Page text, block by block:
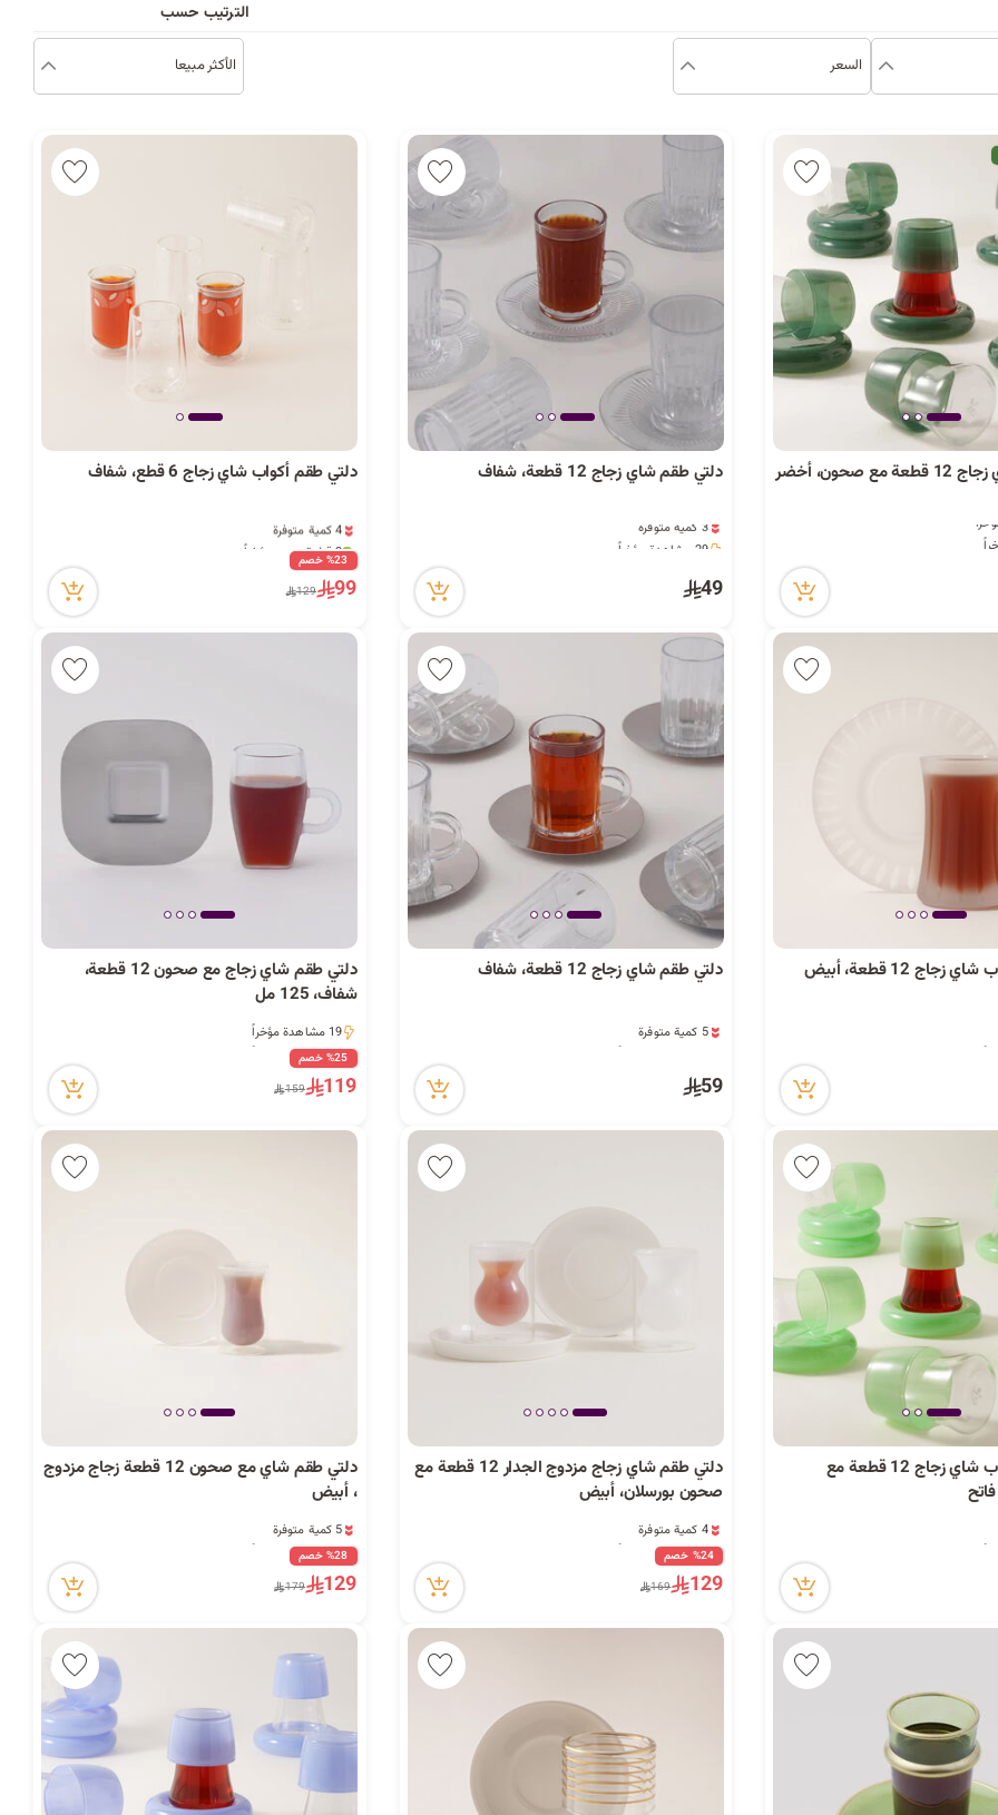
ك
ل
ا
ت
ل
ب
ح
ث
ب
ي
ة
الترتيب حسب
السعر
الأكثر مبيعا
صحون، أخضر دلتي طقم شاي زجاج 12 قطعة، شفاف
29 مشاهدة مؤخراً
29 مشاهدة مؤخراً49
دلتي طقم أكواب شاي زجاج 6 قطع، شفاف
2 قطعة بيعت مؤخراً
54 مشاهدة مؤخراً
4 كمية متوفرة
%23 خصم
99
129
12 قطعة، أبيض دلتي طقم شاي زجاج 12 قطعة، شفاف
31 مشاهدة مؤخراً
31 مشاهدة مؤخراً59
دلتي طقم شاي زجاج مع صحون 12 قطعة،
شفاف، 125 مل
19 مشاهدة مؤخراً
19 مشاهدة مؤخراً
%25 خصم
119
159
دلتي طقم اكواب شاي زجاج 12 قطعة مع
دلتي طقم شاي زجاج مزدوج الجدار 12 قطعة مع
صحون بورسلان، أبيض
25 مشاهدة مؤخراً
4 كمية متوفرة
25 مشاهدة مؤخراً
%24 خصم
129
169
دلتي طقم شاي مع صحون 12 قطعة زجاج مزدوج
، أبيض
20 مشاهدة مؤخراً
5 كمية متوفرة
20 مشاهدة مؤخراً
%28 خصم
129
179